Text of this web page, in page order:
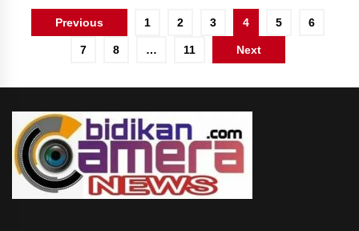
Paginasi
pos Previous 1 2 3 4 5 6
7 8 … 11 Next